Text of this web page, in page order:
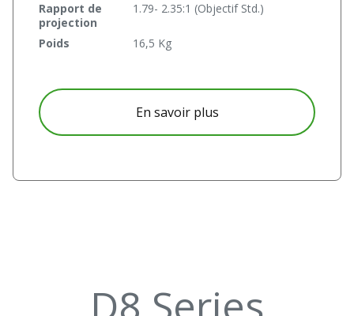
Rapport de
projection
1.79- 2.35:1 (Objectif Std.)
Poids 16,5 Kg
En savoir plusà propos DX6535